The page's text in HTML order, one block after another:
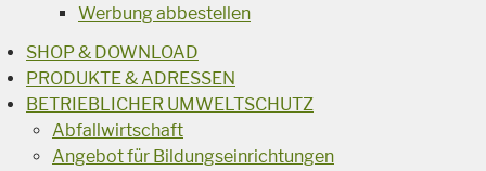
Werbung abbestellen
SHOP & DOWNLOAD
PRODUKTE & ADRESSEN
BETRIEBLICHER UMWELTSCHUTZ
Abfallwirtschaft
Angebot für Bildungseinrichtungen